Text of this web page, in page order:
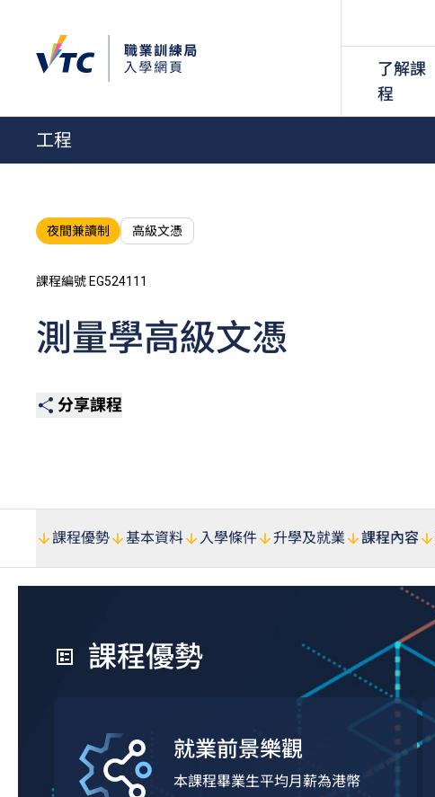
了解課
程
工程
夜間兼讀制 高級文憑
課程編號 EG524111
測量學高級文憑
分享課程
課程優勢 基本資料 入學條件 升學及就業 課程內容
課程優勢
就業前景樂觀
本課程畢業生平均月薪為港幣